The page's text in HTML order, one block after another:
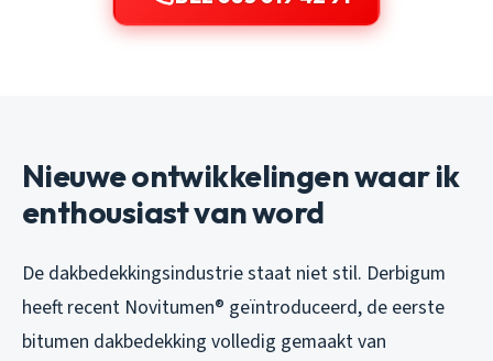
Nieuwe ontwikkelingen waar ik
enthousiast van word
De dakbedekkingsindustrie staat niet stil. Derbigum
heeft recent Novitumen® geïntroduceerd, de eerste
bitumen dakbedekking volledig gemaakt van